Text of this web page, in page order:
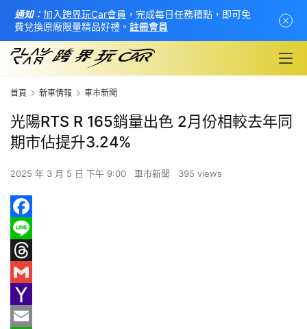
首
頁
新
車
情
報
首頁 新車情報 車市新聞
光陽RTS R 165銷量出色 2月份相較去年同
期市佔提升3.24%
2025 年 3 月 5 日 下午 9:00 車市新聞 395 views
F
a
c
b
L
e
T
r
G
m
Y
通知：加入 跨界玩Car會員 ，完成每日任務積點，即可免
費兌換原廠限量精品好禮。 註冊會員